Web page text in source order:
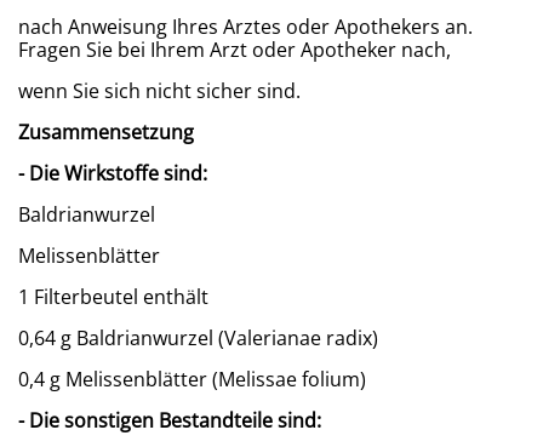
nach Anweisung Ihres Arztes oder Apothekers an.
Fragen Sie bei Ihrem Arzt oder Apotheker nach,
wenn Sie sich nicht sicher sind.
Zusammensetzung
- Die Wirkstoffe sind:
Baldrianwurzel
Melissenblätter
1 Filterbeutel enthält
0,64 g Baldrianwurzel (Valerianae radix)
0,4 g Melissenblätter (Melissae folium)
- Die sonstigen Bestandteile sind: